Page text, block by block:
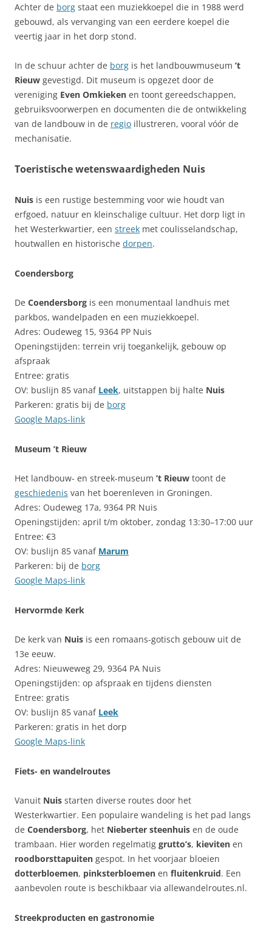
Achter de borg staat een muziekkoepel die in 1988 werd
gebouwd, als vervanging van een eerdere koepel die
veertig jaar in het dorp stond.
In de schuur achter de borg is het landbouwmuseum ’t
Rieuw gevestigd. Dit museum is opgezet door de
vereniging Even Omkieken en toont gereedschappen,
gebruiksvoorwerpen en documenten die de ontwikkeling
van de landbouw in de regio illustreren, vooral vóór de
mechanisatie.
Toeristische wetenswaardigheden Nuis
Nuis is een rustige bestemming voor wie houdt van
erfgoed, natuur en kleinschalige cultuur. Het dorp ligt in
het Westerkwartier, een streek met coulisselandschap,
houtwallen en historische dorpen.
Coendersborg
De Coendersborg is een monumentaal landhuis met
parkbos, wandelpaden en een muziekkoepel.
Adres: Oudeweg 15, 9364 PP Nuis
Openingstijden: terrein vrij toegankelijk, gebouw op
afspraak
Entree: gratis
OV: buslijn 85 vanaf Leek, uitstappen bij halte Nuis
Parkeren: gratis bij de borg
Google Maps-link
Museum ’t Rieuw
Het landbouw- en streek-museum ’t Rieuw toont de
geschiedenis van het boerenleven in Groningen.
Adres: Oudeweg 17a, 9364 PR Nuis
Openingstijden: april t/m oktober, zondag 13:30–17:00 uur
Entree: €3
OV: buslijn 85 vanaf Marum
Parkeren: bij de borg
Google Maps-link
Hervormde Kerk
De kerk van Nuis is een romaans-gotisch gebouw uit de
13e eeuw.
Adres: Nieuweweg 29, 9364 PA Nuis
Openingstijden: op afspraak en tijdens diensten
Entree: gratis
OV: buslijn 85 vanaf Leek
Parkeren: gratis in het dorp
Google Maps-link
Fiets- en wandelroutes
Vanuit Nuis starten diverse routes door het
Westerkwartier. Een populaire wandeling is het pad langs
de Coendersborg, het Nieberter steenhuis en de oude
trambaan. Hier worden regelmatig grutto’s, kieviten en
roodborsttapuiten gespot. In het voorjaar bloeien
dotterbloemen, pinksterbloemen en fluitenkruid. Een
aanbevolen route is beschikbaar via allewandelroutes.nl.
Streekproducten en gastronomie